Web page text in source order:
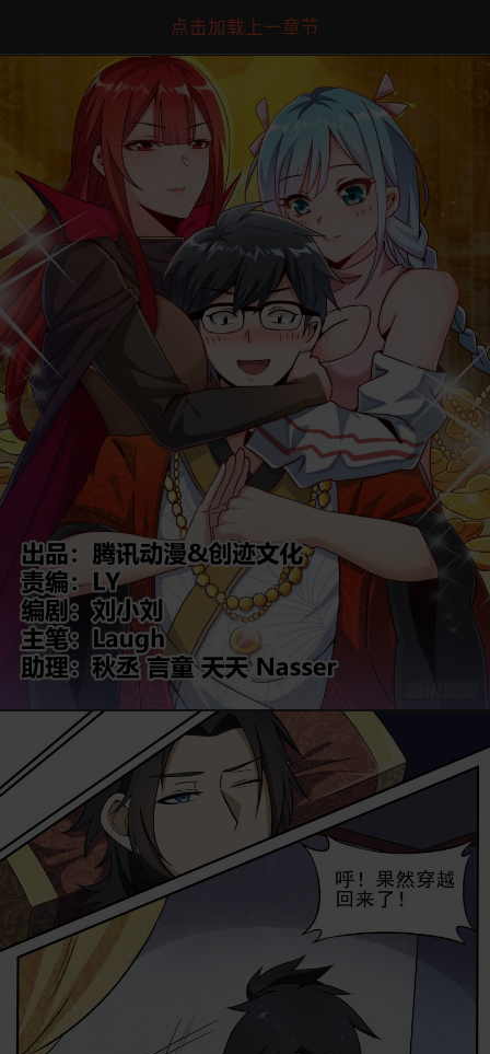
点击加载上一章节